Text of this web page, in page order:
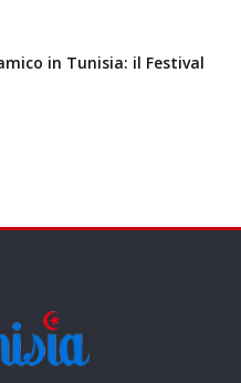
in Tunisia: il Festival